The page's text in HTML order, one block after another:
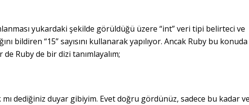
yukardaki şekilde görüldüğü üzere “int” veri tipi belirteci ve
bildiren “15” sayısını kullanarak yapılıyor. Ancak Ruby bu
Ruby de bir dizi tanımlayalım;
mı dediğiniz duyar gibiyim. Evet doğru gördünüz, sadece bu kadar ve